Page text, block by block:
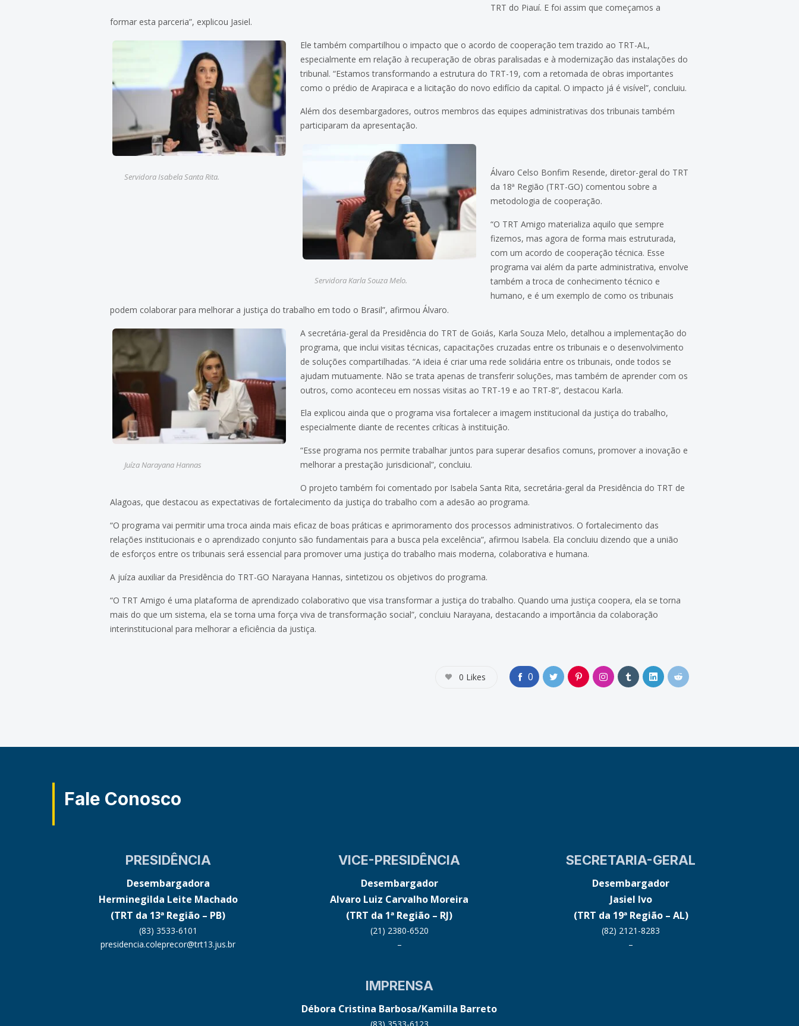
TRT do Piauí. E foi assim que começamos a
formar esta parceria”, explicou Jasiel.
Servidora Isabela Santa Rita.
Ele também compartilhou o impacto que o acordo de cooperação tem trazido ao TRT-AL,
especialmente em relação à recuperação de obras paralisadas e à modernização das instalações do
tribunal. “Estamos transformando a estrutura do TRT-19, com a retomada de obras importantes
como o prédio de Arapiraca e a licitação do novo edifício da capital. O impacto já é visível”, concluiu.
Além dos desembargadores, outros membros das equipes administrativas dos tribunais também
participaram da apresentação.
Servidora Karla Souza Melo.
Álvaro Celso Bonfim Resende, diretor-geral do TRT
da 18ª Região (TRT-GO) comentou sobre a
metodologia de cooperação.
“O TRT Amigo materializa aquilo que sempre
fizemos, mas agora de forma mais estruturada,
com um acordo de cooperação técnica. Esse
programa vai além da parte administrativa, envolve
também a troca de conhecimento técnico e
humano, e é um exemplo de como os tribunais
podem colaborar para melhorar a justiça do trabalho em todo o Brasil”, afirmou Álvaro.
Juíza Narayana Hannas
A secretária-geral da Presidência do TRT de Goiás, Karla Souza Melo, detalhou a implementação do
programa, que inclui visitas técnicas, capacitações cruzadas entre os tribunais e o desenvolvimento
de soluções compartilhadas. “A ideia é criar uma rede solidária entre os tribunais, onde todos se
ajudam mutuamente. Não se trata apenas de transferir soluções, mas também de aprender com os
outros, como aconteceu em nossas visitas ao TRT-19 e ao TRT-8”, destacou Karla.
Ela explicou ainda que o programa visa fortalecer a imagem institucional da justiça do trabalho,
especialmente diante de recentes críticas à instituição.
“Esse programa nos permite trabalhar juntos para superar desafios comuns, promover a inovação e
melhorar a prestação jurisdicional”, concluiu.
O projeto também foi comentado por Isabela Santa Rita, secretária-geral da Presidência do TRT de
Alagoas, que destacou as expectativas de fortalecimento da justiça do trabalho com a adesão ao programa.
“O programa vai permitir uma troca ainda mais eficaz de boas práticas e aprimoramento dos processos administrativos. O fortalecimento das
relações institucionais e o aprendizado conjunto são fundamentais para a busca pela excelência”, afirmou Isabela. Ela concluiu dizendo que a união
de esforços entre os tribunais será essencial para promover uma justiça do trabalho mais moderna, colaborativa e humana.
A juíza auxiliar da Presidência do TRT-GO Narayana Hannas, sintetizou os objetivos do programa.
“O TRT Amigo é uma plataforma de aprendizado colaborativo que visa transformar a justiça do trabalho. Quando uma justiça coopera, ela se torna
mais do que um sistema, ela se torna uma força viva de transformação social”, concluiu Narayana, destacando a importância da colaboração
interinstitucional para melhorar a eficiência da justiça.
0
0 Likes
Fale Conosco
PRESIDÊNCIA
Desembargadora
Herminegilda Leite Machado
(TRT da 13ª Região – PB)
(83) 3533-6101
presidencia.coleprecor@trt13.jus.br
VICE-PRESIDÊNCIA
Desembargador
Alvaro Luiz Carvalho Moreira
(TRT da 1ª Região – RJ)
(21) 2380-6520
–
SECRETARIA-GERAL
Desembargador
Jasiel Ivo
(TRT da 19ª Região – AL)
(82) 2121-8283
–
IMPRENSA
Débora Cristina Barbosa/Kamilla Barreto